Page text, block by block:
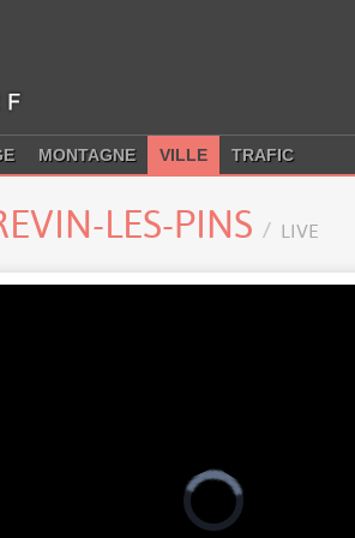
MONTAGNE VILLE TRAFIC
LES-PINS LIVE